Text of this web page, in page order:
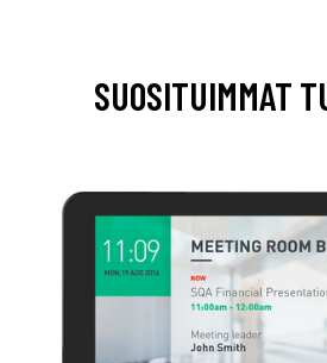
SUOSITUIMMAT